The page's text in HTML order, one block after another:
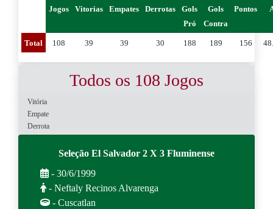
Jogos Vitorias Empates Derrotas
Gols
Pró
Gols
Contra
Pontos
Total 108 39 39 30 188 189 156
Todos os 108 Jogos
Vitória
Empate
Derrota
Seleção El Salvador 2 X 3 Fluminense
- 30/6/1999
- Neftaly Recinos Alvarenga
- Cuscatlan